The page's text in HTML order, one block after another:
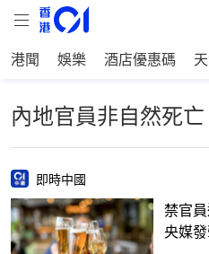
港聞 娛樂 酒店優惠碼
內地官員非自然死亡
即時中國
禁官
央媒